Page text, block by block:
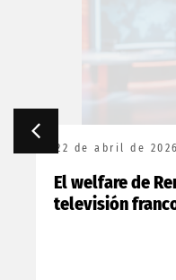
22 de abril de 2026
El welfare de
televisión